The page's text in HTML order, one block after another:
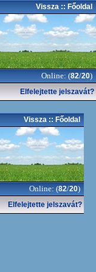
Vissza :: Főoldal
Online: (82/20)
Elfelejtette jelszavát?
Vissza :: Főoldal
Online: (82/20)
Elfelejtette jelszavát?